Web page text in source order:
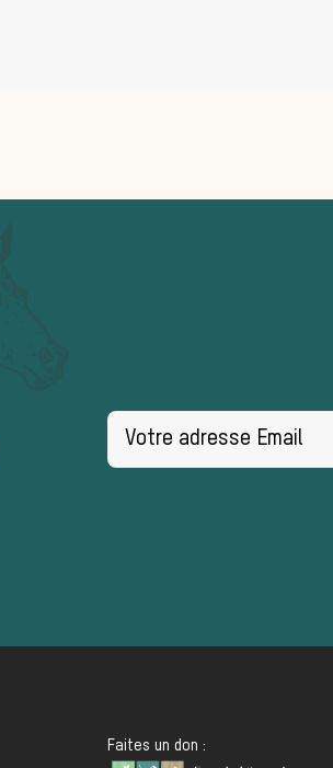
Faites un don :